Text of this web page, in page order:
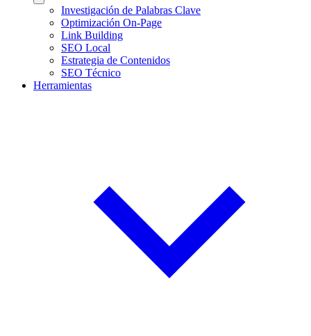
Investigación de Palabras Clave
Optimización On-Page
Link Building
SEO Local
Estrategia de Contenidos
SEO Técnico
Herramientas